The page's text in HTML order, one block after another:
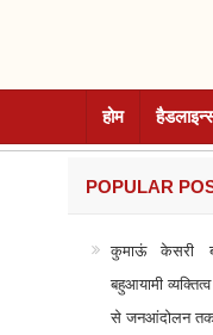
होम
POPULAR
कुमाऊं केसरी
बहुआयामी
से जनआंदोलन